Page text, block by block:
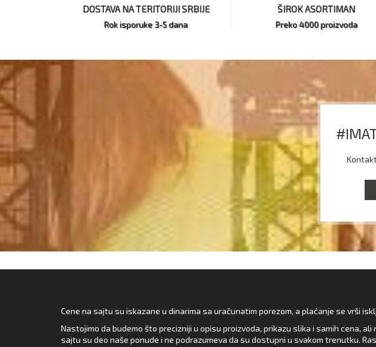
DOSTAVA NA TERITORIJI SRBIJE
Rok isporuke 3-5 dana
ŠIROK ASORTIMAN
Preko 4000 proizvoda
Cene na sajtu su iskazane u dinarima sa uračunatim porezom, a plaćanje se vrši
Nastojimo da budemo što precizniji u opisu proizvoda, prikazu slika i samih cena,
sajtu su deo naše ponude i ne podrazumeva da su dostupni u svakom trenutku.